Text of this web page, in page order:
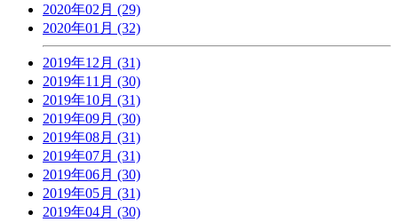
2020年02月 (29)
2020年01月 (32)
2019年12月 (31)
2019年11月 (30)
2019年10月 (31)
2019年09月 (30)
2019年08月 (31)
2019年07月 (31)
2019年06月 (30)
2019年05月 (31)
2019年04月 (30)